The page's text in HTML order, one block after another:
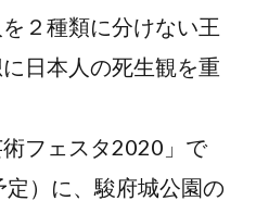
２種類に分けない王
日本人の死生観を重
フェスタ2020」で
）に、駿府城公園の